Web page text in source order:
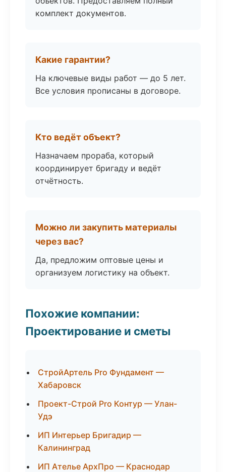
комплект документов.
Какие гарантии?
На ключевые виды работ — до 5 лет.
Все условия прописаны в договоре.
Кто ведёт объект?
Назначаем прораба, который
координирует бригаду и ведёт
отчётность.
Можно ли закупить материалы
через вас?
Да, предложим оптовые цены и
организуем логистику на объект.
Похожие компании:
Проектирование и сметы
СтройАртель Pro Фундамент —
Хабаровск
Проект-Строй Pro Контур — Улан-
Удэ
ИП Интерьер Бригадир —
Калининград
ИП Ателье АрхПро — Краснодар